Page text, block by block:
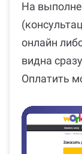
На
онлайн
видна
Оплатить